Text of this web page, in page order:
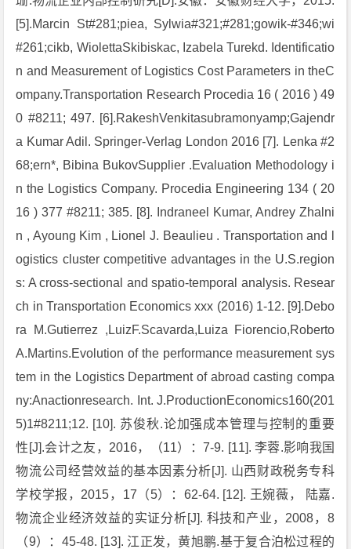
[5].Marcin St#281;piea, Sylwia#321;#281;gowik-#346;wi
#261;cikb, WiolettaSkibiskac, Izabela Turekd. Identificatio
n and Measurement of Logistics Cost Parameters in theC
ompany.Transportation Research Procedia 16 ( 2016 ) 49
0 #8211; 497. [6].RakeshVenkitasubramonyamp;Gajendr
a Kumar Adil. Springer-Verlag London 2016 [7]. Lenka #2
68;ern*, Bibina BukovSupplier .Evaluation Methodology i
n the Logistics Company. Procedia Engineering 134 ( 20
16 ) 377 #8211; 385. [8]. Indraneel Kumar, Andrey Zhalni
n , Ayoung Kim , Lionel J. Beaulieu . Transportation and l
ogistics cluster competitive advantages in the U.S.region
s: A cross-sectional and spatio-temporal analysis. Resear
ch in Transportation Economics xxx (2016) 1-12. [9].Debo
ra M.Gutierrez ,LuizF.Scavarda,Luiza Fiorencio,Roberto
A.Martins.Evolution of the performance measurement sys
tem in the Logistics Department of abroad casting compa
ny:Anactionresearch. Int. J.ProductionEconomics160(201
5)1#8211;12. [10]. 苏俊秋.论加强成本管理与控制的重要
性[J].会计之友，2016，（11）：7-9. [11]. 李蓉.影响我国
物流公司经营效益的基本因素分析[J]. 山西财政税务专科
学校学报，2015，17（5）：62-64. [12]. 王婉薇， 陆嘉.
物流企业经济效益的实证分析[J]. 科技和产业，2008，8
（9）：45-48. [13]. 江正发，黄旭鹏.基于复合泊松过程的